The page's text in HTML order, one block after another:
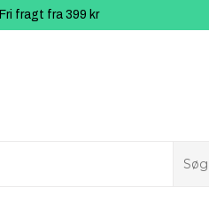
Fri fragt fra 399 kr